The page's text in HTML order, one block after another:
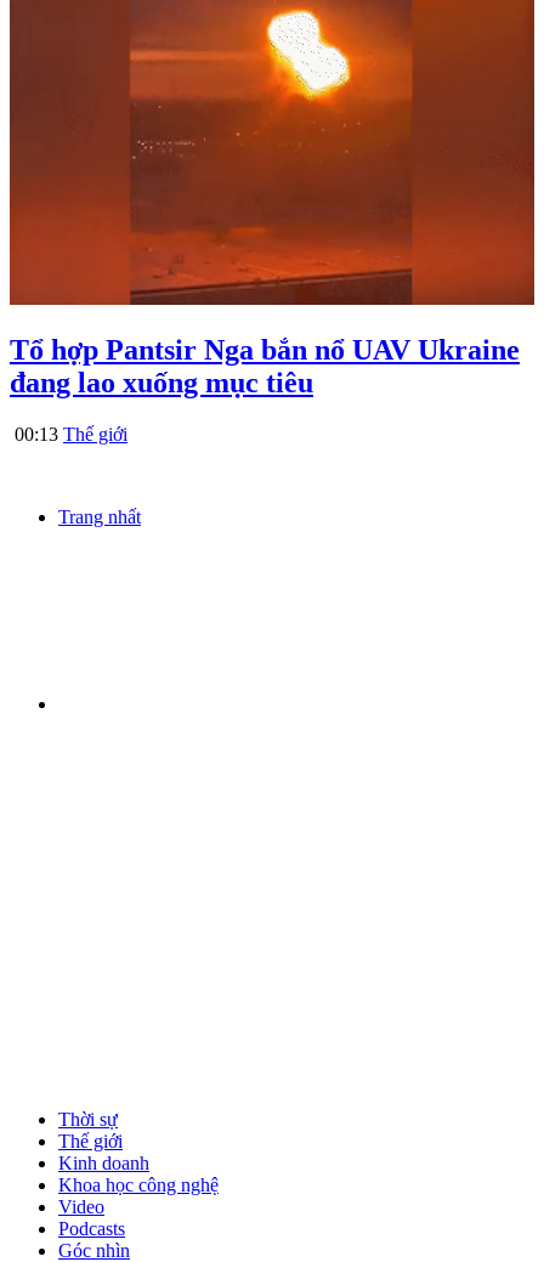
Tổ hợp Pantsir Nga bắn nổ UAV Ukraine
đang lao xuống mục tiêu
00:13 Thế giới
Trang nhất
Thời sự
Thế giới
Kinh doanh
Khoa học công nghệ
Video
Podcasts
Góc nhìn